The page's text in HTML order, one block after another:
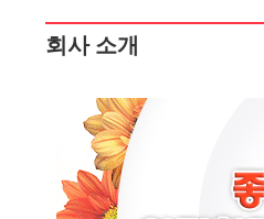
회사 소개